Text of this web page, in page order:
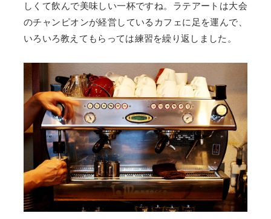
しくて飲んで美味しい一杯ですね。ラテアートは大会
のチャンピオンが経営しているカフェに足を運んで、
いろいろ教えてもらっては練習を繰り返しました。